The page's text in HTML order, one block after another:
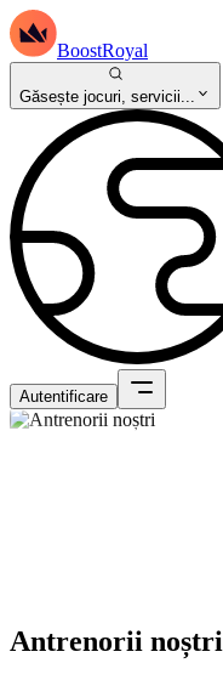
BoostRoyal
Găsește jocuri, servicii...
Autentificare
Antrenorii noștri